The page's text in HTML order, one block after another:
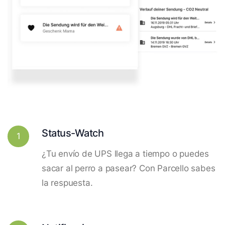
1 Status-Watch
¿Tu envío de UPS llega a tiempo o puedes
sacar al perro a pasear? Con Parcello sabes
la respuesta.